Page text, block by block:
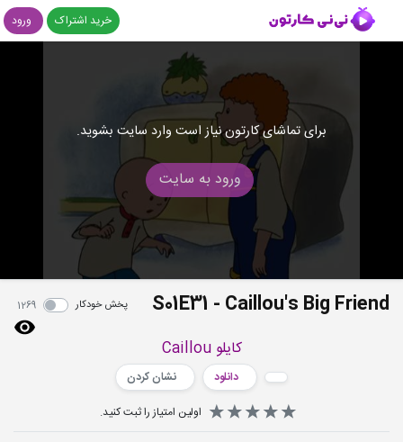
خرید اشتراک ورود
برای تماشای کارتون نیاز است وارد سایت بشوید.
ورود به سایت
S01E31 - Caillou's Big Friend پخش خودکار 1269
کایلو Caillou
دانلود
نشان کردن
اولین امتیاز را ثبت کنید.